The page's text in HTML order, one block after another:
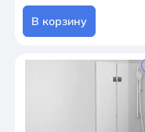
В корзину